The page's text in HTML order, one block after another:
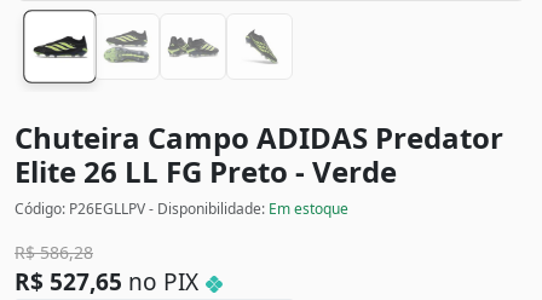
Chuteira Campo ADIDAS Predator
Elite 26 LL FG Preto - Verde
Código: P26EGLLPV - Disponibilidade: Em estoque
R$586,28
R$ 527,65 no PIX